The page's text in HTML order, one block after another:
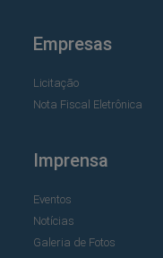
Empresas
Licitação
Nota Fiscal Eletrônica
Imprensa
Eventos
Notícias
Galeria de Fotos